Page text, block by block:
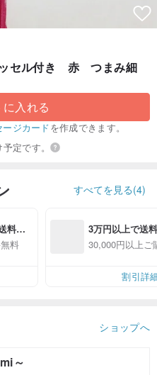
セル付き 赤 つまみ細
に入れる
ジカードを作成できます。
予定です。
すべてを見る(4)
料無
料
3万円以上で送
30,000円以上ご
割引詳
ショップへ
～